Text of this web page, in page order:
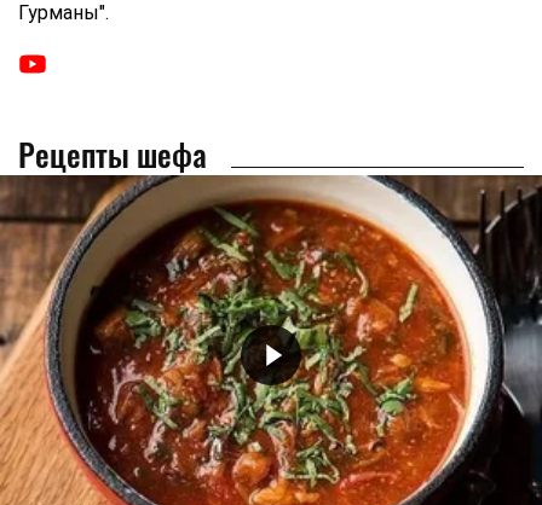
Гурманы".
Рецепты шефа